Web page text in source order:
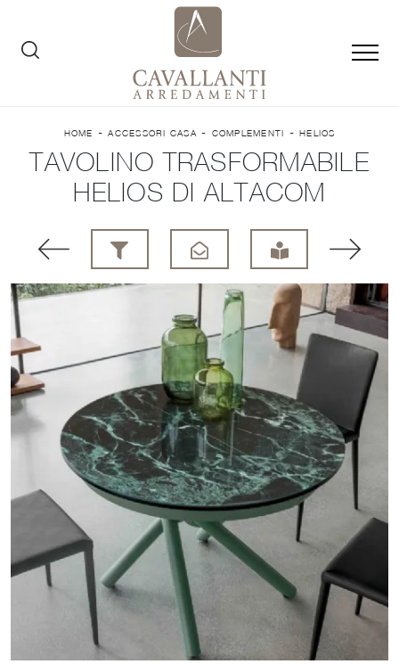
HOME -ACCESSORI CASA - COMPLEMENTI - HELIOS
TAVOLINO TRASFORMABILE
HELIOS DI ALTACOM